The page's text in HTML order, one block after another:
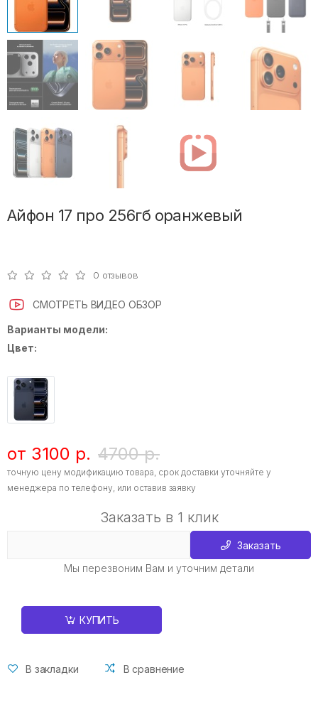
Айфон 17 про 256гб оранжевый
0 отзывов
СМОТРЕТЬ ВИДЕО ОБЗОР
Варианты модели:
Цвет:
от 3100 р. 4700 р.
точную цену модификацию товара, срок доставки уточняйте у
менеджера по телефону, или оставив заявку
Заказать в 1 клик
Заказать
Мы перезвоним Вам и уточним детали
КУПИТЬ
В закладки В сравнение